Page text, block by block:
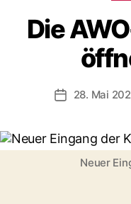
Die
28. Mai
Neuer